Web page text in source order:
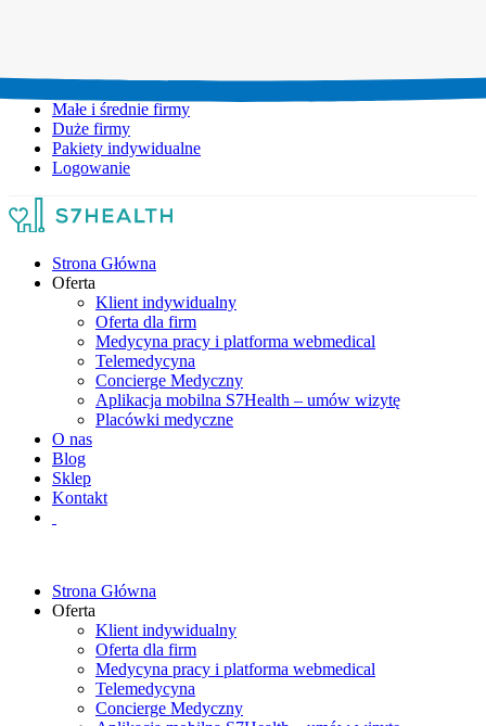
Małe i średnie firmy
Duże firmy
Pakiety indywidualne
Logowanie
Strona Główna
Oferta
Klient indywidualny
Oferta dla firm
Medycyna pracy i platforma webmedical
Telemedycyna
Concierge Medyczny
Aplikacja mobilna S7Health – umów wizytę
Placówki medyczne
O nas
Blog
Sklep
Kontakt
Strona Główna
Oferta
Klient indywidualny
Oferta dla firm
Medycyna pracy i platforma webmedical
Telemedycyna
Concierge Medyczny